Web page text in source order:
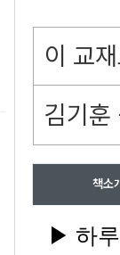
이 교
김기
책소
▶ 하